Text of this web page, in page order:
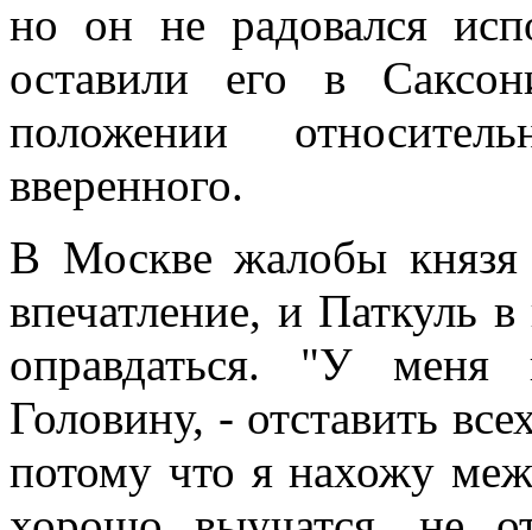
но он не радовался
оставили его в
положении
вверенного.
В Москве жалобы
впечатление, и Паткуль
оправдаться. "У
Головину, - отставить
потому что я нахожу